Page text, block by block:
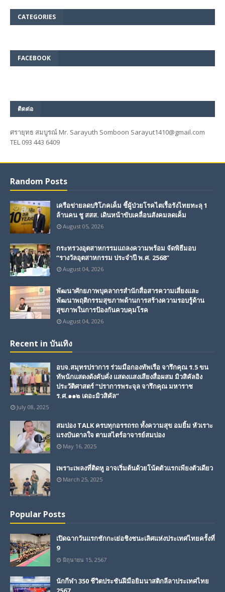
CATEGORIES
FACEBOOK
ติดต่อ
ศรายุทธ สมบูรณ์ Mr. Sarayuth Somboon Sarayut1410@gmail.com
TEL 093 443 6409
Random Posts
เครือข่ายลดบริโภคเค็ม ชี้ผู้ป่วยโรคไตเรื้อรังไทยทะลุ 1
ล้านคน ชู สสส. เดินหน้าขับเคลื่อนสังคมลดเค็ม
August 05, 2026
กระทรวงอุตสาหกรรมแถลงความพร้อม จัดพิธีมอบ
“รางวัลอุตสาหกรรม ประจำปี พ.ศ. 2568”
August 04, 2026
พัฒนาศักยภาพบุคลากรสำนักสื่อสารความเสี่ยงและ
พัฒนาพฤติกรรมสุขภาพด้านการสร้างความรอบรู้ด้าน
สุขภาพในการป้องกันควบคุมโรค
August 04, 2026
Recent in บันเทิง
อบจ.สมุทรปราการ ร่วมมือกองทัพเรือ จารึกคุณ ร.5 ขน
ทัพนักแสดงดังคับคั่ง แสดงแสงเสียงสื่อผสม มิวสิคัลอิง
ประวัติศาสตร์ “ปราการพระจุล จารึกคุณ มหาราช
ร.ศ.๑๑๒ เดอะมิวสิคัล”
July 08, 2025
สมปอง TALK ครบทุกอรรถรถ ทั้งความสุข อมยิ้ม หัวเราะ
แรงบันดาลใจ ตามสไตร์อาจารย์สมปอง
May 16, 2025
เพราะเพลงที่ติดหู อาจเริ่มต้นด้วยโน้ตตัวแรกเพียงตัวเดียว
March 25, 2025
Popular Posts
เปิดฉากวันแรกชักกะเย่อชิงชนะเลิศแห่งประเทศไทยครั้งที่
9
มิถุนายน 15, 2567
นักกีฬา 350 ชีวิตประชันฝีมือยิมนาสติกลีลาประเทศไทย